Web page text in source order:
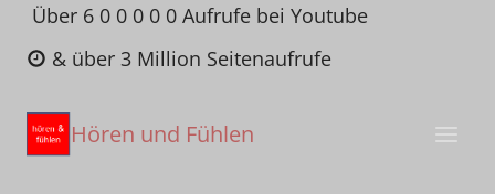
Zum
Inhalt
springen
Über 6 0 0 0 0 0 Aufrufe bei Youtube
& über 3 Million Seitenaufrufe
Hören und Fühlen